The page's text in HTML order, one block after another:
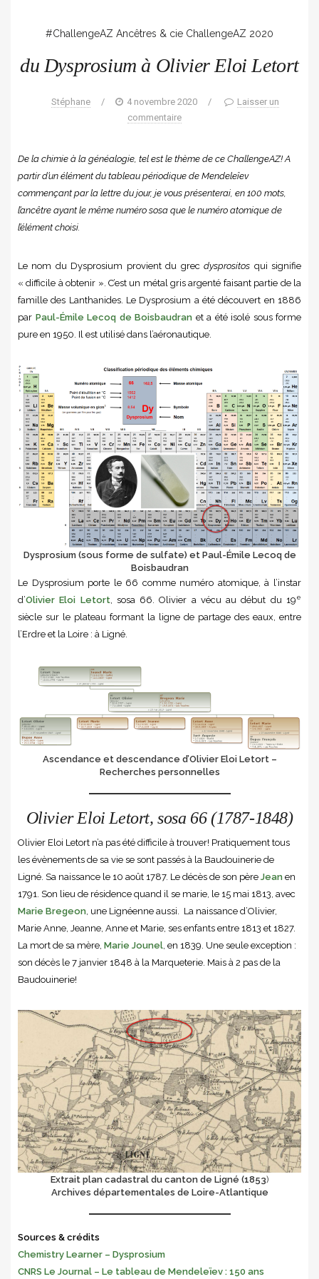
#ChallengeAZ Ancêtres & cie ChallengeAZ 2020
du Dysprosium à Olivier Eloi Letort
Stéphane / 4 novembre 2020 /
Laisser un
commentaire
De la chimie à la généalogie, tel est le thème de ce ChallengeAZ! A
partir d’un élément du tableau périodique de Mendeleîev
commençant par la lettre du jour, je vous présenterai, en 100 mots,
l’ancêtre ayant le même numéro sosa que le numéro atomique de
l’élément choisi.
Le nom du Dysprosium provient du grecdysprositos qui signifie
« difficile à obtenir ». C’est un métal gris argenté faisant partie de la
famille des Lanthanides. Le Dysprosium a été découvert en 1886
par Paul-Émile Lecoq de Boisbaudran et a été isolé sous forme
pure en 1950. Il est utilisé dans l’aéronautique.
Dysprosium (sous forme de sulfate) et Paul-Émile Lecoq de
Boisbaudran
Le Dysprosium porte le 66 comme numéro atomique, à l’instar
d’Olivier Eloi Letort, sosa 66. Olivier a vécu au début du 19e
siècle sur le plateau formant la ligne de partage des eaux, entre
l’Erdre et la Loire : à Ligné.
Ascendance et descendance d’Olivier Eloi Letort –
Recherches personnelles
Olivier Eloi Letort, sosa 66 (1787-1848)
Olivier Eloi Letort n’a pas été difficile à trouver! Pratiquement tous
les évènements de sa vie se sont passés à la Baudouinerie de
Ligné. Sa naissance le 10 août 1787. Le décès de son père Jean en
1791. Son lieu de résidence quand il se marie, le 15 mai 1813, avec
Marie Bregeon , une Lignéenne aussi. La naissance d’Olivier,
Marie Anne, Jeanne, Anne et Marie, ses enfants entre 1813 et 1827.
La mort de sa mère, Marie Jounel , en 1839. Une seule exception :
son décès le 7 janvier 1848 à la Marqueterie. Mais à 2 pas de la
Baudouinerie!
Extrait plan cadastral du canton de Ligné (1853)
Archives départementales de Loire-Atlantique
Sources & crédits
Chemistry Learner – Dysprosium
CNRS Le Journal – Le tableau de Mendeleïev : 150 ans